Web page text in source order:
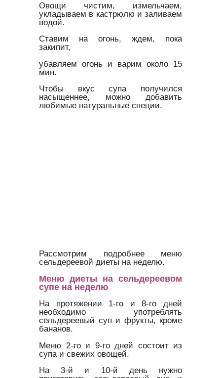
Овощи чистим, измельчаем,
укладываем в кастрюлю и заливаем
водой.
Ставим на огонь, ждем, пока
закипит,
убавляем огонь и варим около 15
мин.
Чтобы вкус супа получился
насыщеннее, можно добавить
любимые натуральные специи.
Рассмотрим подробнее меню
сельдереевой диеты на неделю.
Меню диеты на сельдереевом
супе на неделю
На протяжении 1-го и 8-го дней
необходимо употреблять
сельдереевый суп и фрукты, кроме
бананов.
Меню 2-го и 9-го дней состоит из
супа и свежих овощей.
На 3-й и 10-й день нужно